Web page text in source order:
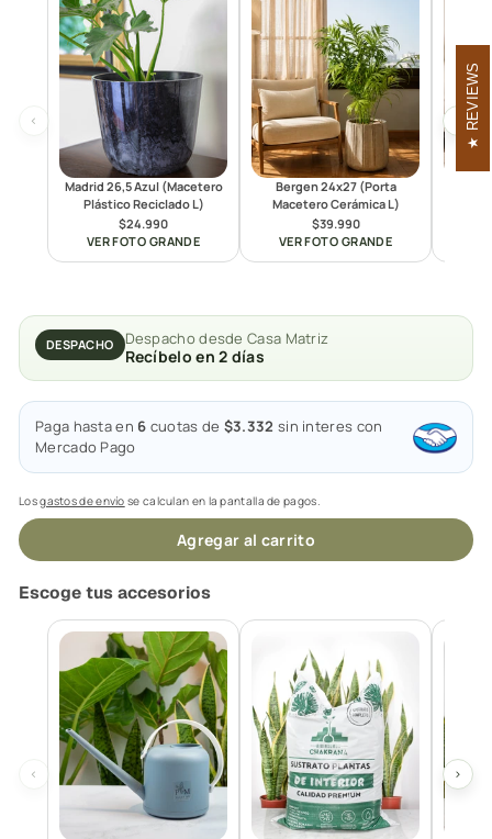
‹
Madrid 26,5 Azul (Macetero
Plástico Reciclado L)
$24.990
VER FOTO GRANDE
Bergen 24x27 (Porta
Macetero Cerámica L)
$39.990
VER FOTO GRANDE
DESPACHO Despacho desde Casa Matriz
Recíbelo en 2 días
Paga hasta en 6 cuotas de $3.332 sin interes con
Mercado Pago
Losgastos de envío se calculan en la pantalla de pagos.
Agregar al carrito
Escoge tus accesorios
‹ ›
REVIEWS